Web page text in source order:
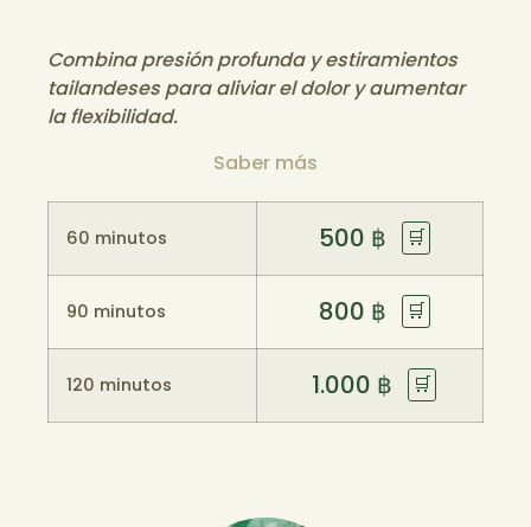
Combina presión profunda y estiramientos
tailandeses para aliviar el dolor y aumentar
la flexibilidad.
Saber más
60 minutos 500 ฿ 🛒
90 minutos 800 ฿ 🛒
120 minutos 1.000 ฿ 🛒